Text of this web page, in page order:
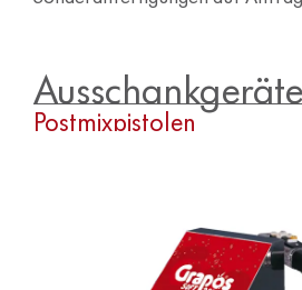
Ausschankgeräte
Postmixpistolen